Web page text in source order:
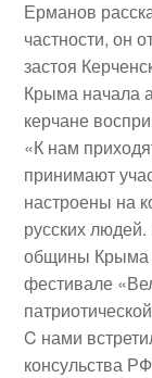
Ерманов
частности, он
застоя
Крыма начала
керчане
«К нам
принимают
настроены на
русских
общины Крыма
фестивале
C нами
консульства